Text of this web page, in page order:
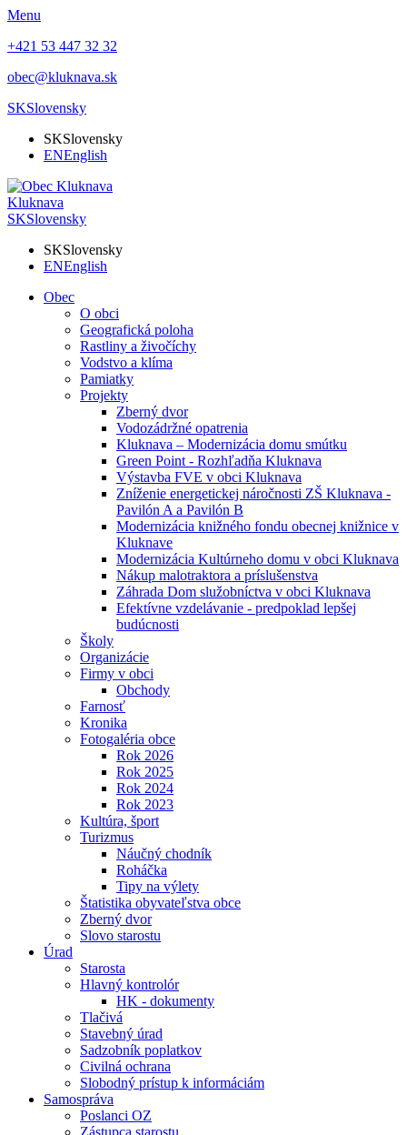
Menu
+421 53 447 32 32
obec@kluknava.sk
SKSlovensky
SKSlovensky
ENEnglish
Kluknava
SKSlovensky
SKSlovensky
ENEnglish
Obec
O obci
Geografická poloha
Rastliny a živočíchy
Vodstvo a klíma
Pamiatky
Projekty
Zberný dvor
Vodozádržné opatrenia
Kluknava – Modernizácia domu smútku
Green Point - Rozhľadňa Kluknava
Výstavba FVE v obci Kluknava
Zníženie energetickej náročnosti ZŠ Kluknava -
Pavilón A a Pavilón B
Modernizácia knižného fondu obecnej knižnice v
Kluknave
Modernizácia Kultúrneho domu v obci Kluknava
Nákup malotraktora a príslušenstva
Záhrada Dom služobníctva v obci Kluknava
Efektívne vzdelávanie - predpoklad lepšej
budúcnosti
Školy
Organizácie
Firmy v obci
Obchody
Farnosť
Kronika
Fotogaléria obce
Rok 2026
Rok 2025
Rok 2024
Rok 2023
Kultúra, šport
Turizmus
Náučný chodník
Roháčka
Tipy na výlety
Štatistika obyvateľstva obce
Zberný dvor
Slovo starostu
Úrad
Starosta
Hlavný kontrolór
HK - dokumenty
Tlačivá
Stavebný úrad
Sadzobník poplatkov
Civilná ochrana
Slobodný prístup k informáciám
Samospráva
Poslanci OZ
Zástupca starostu